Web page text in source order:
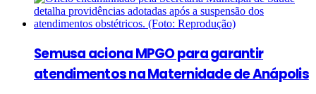
Semusa aciona MPGO para garantir
atendimentos na Maternidade de Anápolis